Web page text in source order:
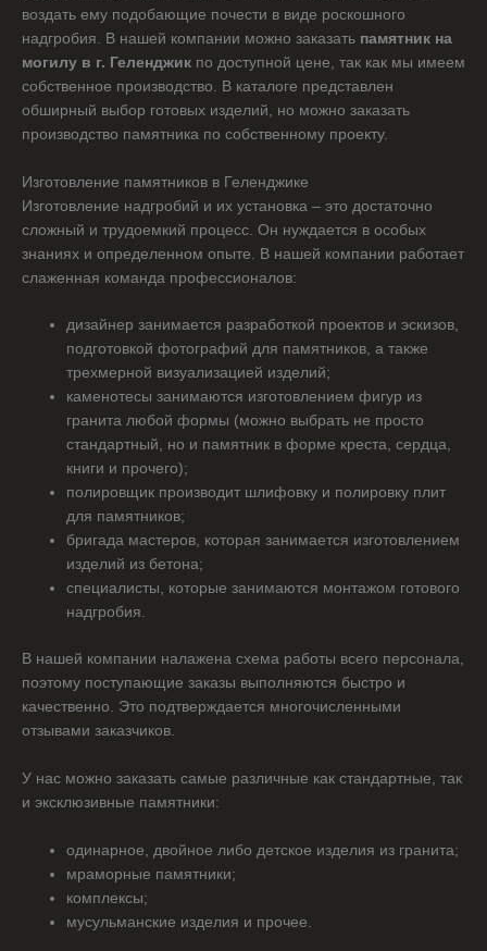
воздать ему подобающие почести в виде роскошного
надгробия. В нашей компании можно заказать памятник на
могилу в г. Геленджик по доступной цене, так как мы имеем
собственное производство. В каталоге представлен
обширный выбор готовых изделий, но можно заказать
производство памятника по собственному проекту.
Изготовление памятников в Геленджике
Изготовление надгробий и их установка – это достаточно
сложный и трудоемкий процесс. Он нуждается в особых
знаниях и определенном опыте. В нашей компании работает
слаженная команда профессионалов:
дизайнер занимается разработкой проектов и эскизов,
подготовкой фотографий для памятников, а также
трехмерной визуализацией изделий;
каменотесы занимаются изготовлением фигур из
гранита любой формы (можно выбрать не просто
стандартный, но и памятник в форме креста, сердца,
книги и прочего);
полировщик производит шлифовку и полировку плит
для памятников;
бригада мастеров, которая занимается изготовлением
изделий из бетона;
специалисты, которые занимаются монтажом готового
надгробия.
В нашей компании налажена схема работы всего персонала,
поэтому поступающие заказы выполняются быстро и
качественно. Это подтверждается многочисленными
отзывами заказчиков.
У нас можно заказать самые различные как стандартные, так
и эксклюзивные памятники:
одинарное, двойное либо детское изделия из гранита;
мраморные памятники;
комплексы;
мусульманские изделия и прочее.